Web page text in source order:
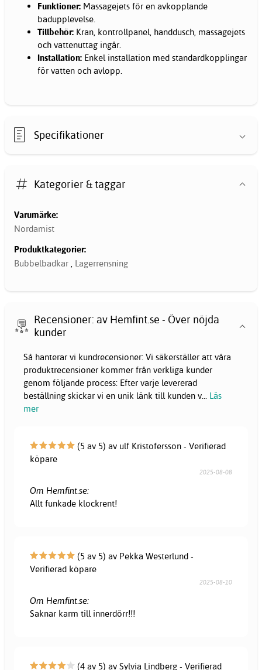
Funktioner: Massagejets för en avkopplande
badupplevelse.
Tillbehör: Kran, kontrollpanel, handdusch, massagejets
och vattenuttag ingår.
Installation: Enkel installation med standardkopplingar
för vatten och avlopp.
Specifikationer
Kategorier & taggar
Varumärke:
Nordamist
Produktkategorier:
Bubbelbadkar
Lagerrensning
Recensioner: av Hemfint.se - Över nöjda
kunder
Så hanterar vi kundrecensioner: Vi säkerställer att våra
produktrecensioner kommer från verkliga kunder
genom följande process: Efter varje levererad
beställning skickar vi en unik länk till kunden v
Läs
mer
(5 av 5) av ulf Kristofersson - Verifierad
köpare
2025-08-08
Om Hemfint.se:
Allt funkade klockrent!
(5 av 5) av Pekka Westerlund -
Verifierad köpare
2025-08-10
Om Hemfint.se:
Saknar karm till innerdörr!!!
(4 av 5) av Sylvia Lindberg - Verifierad